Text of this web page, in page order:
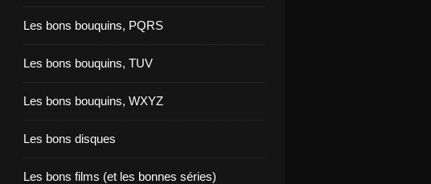
Les bons bouquins, PQRS
Les bons bouquins, TUV
Les bons bouquins, WXYZ
Les bons disques
Les bons films (et les bonnes séries)